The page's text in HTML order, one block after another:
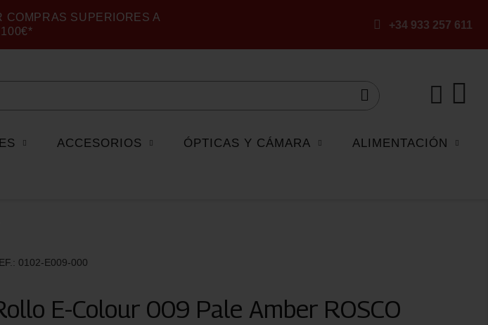
COMPRAS SUPERIORES A
100€*
+34 933 257 611
ACCESORIOS ÓPTICAS Y CÁMARA ALIMENTACIÓN
0102-E009-000
E-Colour 009 Pale Amber ROSCO